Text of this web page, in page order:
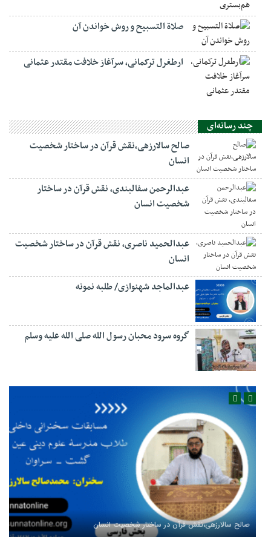
صلاة التسبيح و روش خواندن آن
ارطغرل ترکمانی، سرآغاز خلافت مقتدر عثمانی
چند رسانه‌ای
صالح سالارزهی،‌نقش قرآن در ساختار شخصیت
انسان
عبدالرحمن سفالبندی، نقش قرآن در ساختار
شخصیت انسان
عبدالحمید ناصری، نقش قرآن در ساختار شخصیت
انسان
عبدالماجد شهنوازی/ طلبه نمونه
گروه سرود محبان رسول الله صلی الله علیه وسلم
صالح سالارزهی،‌نقش قرآن در ساختار شخصیت انسان